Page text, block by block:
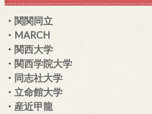
・ 関関同立
・ MARCH
・ 関西大学
・ 関西学院大学
・ 同志社大学
・ 立命館大学
・ 産近甲龍